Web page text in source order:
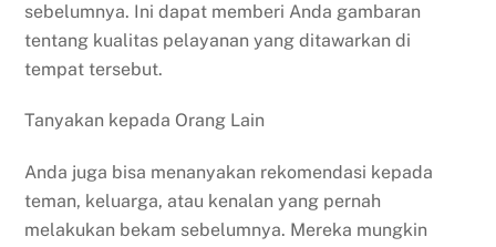
sebelumnya. Ini dapat memberi Anda gambaran
tentang kualitas pelayanan yang ditawarkan di
tempat tersebut.
Tanyakan kepada Orang Lain
Anda juga bisa menanyakan rekomendasi kepada
teman, keluarga, atau kenalan yang pernah
melakukan bekam sebelumnya. Mereka mungkin